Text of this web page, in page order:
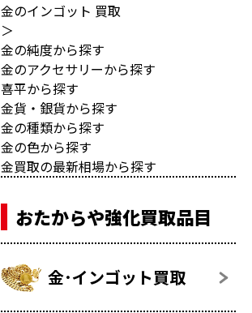
金のインゴット 買取
＞
金の純度から探す
金のアクセサリーから探す
喜平から探す
金貨・銀貨から探す
金の種類から探す
金の色から探す
金買取の最新相場から探す
おたからや強化買取品目
金･インゴット買取